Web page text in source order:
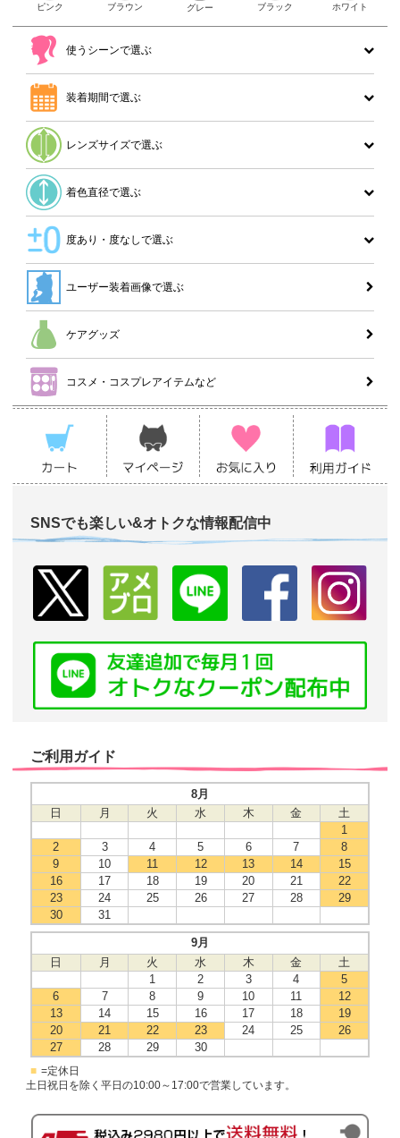
ピンク ブラウン グレー ブラック ホワイト
使うシーンで選ぶ
装着期間で選ぶ
レンズサイズで選ぶ
着色直径で選ぶ
度あり・度なしで選ぶ
ユーザー装着画像で選ぶ
ケアグッズ
コスメ・コスプレアイテムなど
SNSでも楽しい&オトクな情報配信中
ご利用ガイド
8月
日
月 火 水 木 金
土
1
2
3 4 5 6 7
8
9
10 11 12 13 14
15
16
17 18 19 20 21
22
23
24 25 26 27 28
29
30
31
9月
日
月 火 水 木 金
土
1
2 3 4
5
6
7 8 9 10 11
12
13
14 15 16 17 18
19
20
21 22 23 24 25
26
27
28 29 30
■ =定休日
土日祝日を除く平日の10:00～17:00で営業しています。